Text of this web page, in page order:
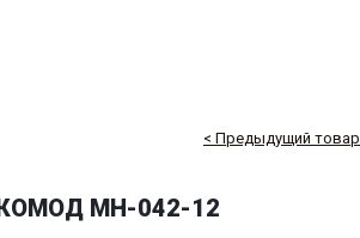
< Предыдущий товар
МН-042-12